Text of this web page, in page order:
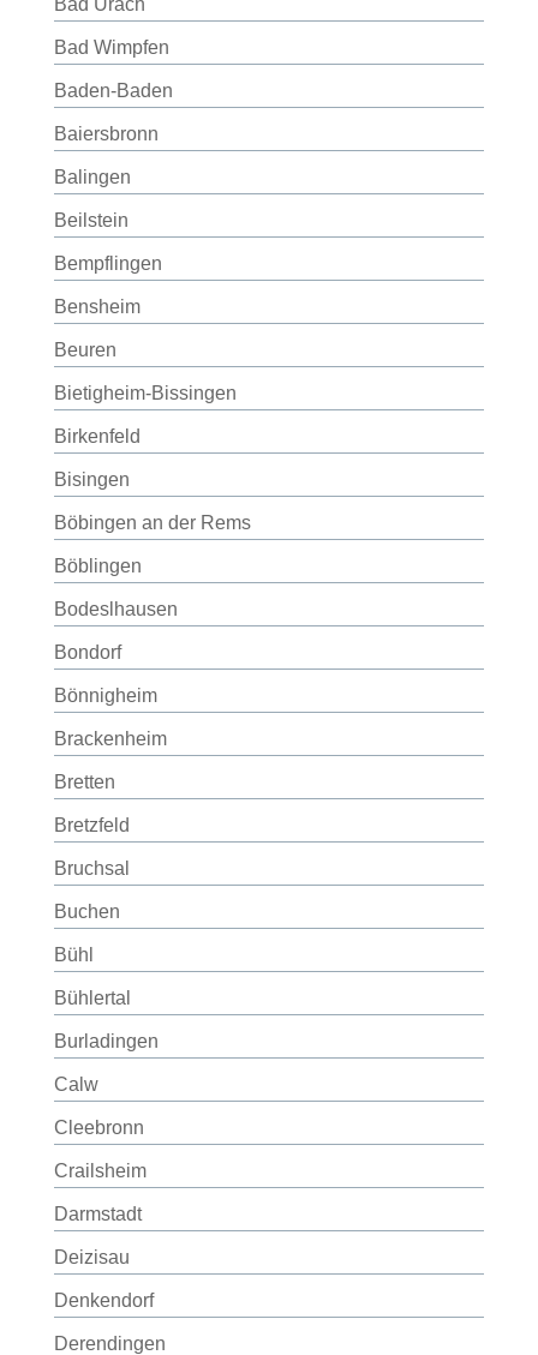
Bad Urach
Bad Wimpfen
Baden-Baden
Baiersbronn
Balingen
Beilstein
Bempflingen
Bensheim
Beuren
Bietigheim-Bissingen
Birkenfeld
Bisingen
Böbingen an der Rems
Böblingen
Bodeslhausen
Bondorf
Bönnigheim
Brackenheim
Bretten
Bretzfeld
Bruchsal
Buchen
Bühl
Bühlertal
Burladingen
Calw
Cleebronn
Crailsheim
Darmstadt
Deizisau
Denkendorf
Derendingen